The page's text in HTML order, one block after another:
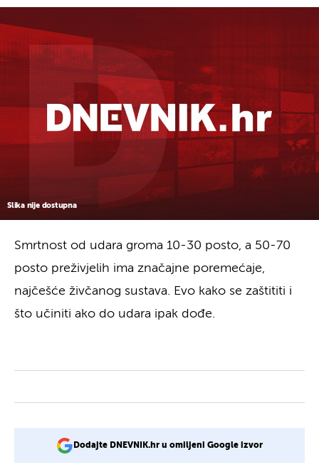
Slika nije dostupna
Smrtnost od udara groma 10-30 posto, a 50-70
posto preživjelih ima značajne poremećaje,
najčešće živčanog sustava. Evo kako se zaštititi i
što učiniti ako do udara ipak dođe.
Dodajte DNEVNIK.hr u omiljeni Google izvor